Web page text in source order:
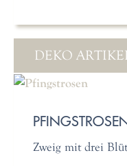
DEKO
Zweig mit drei